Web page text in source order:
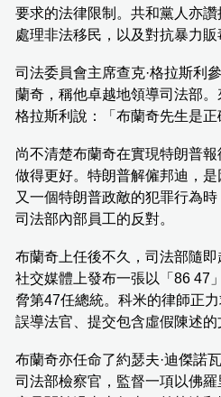
要求的法律限制。共和黨人亦讚
處理非法移民，以及對抗暴力販
司法委員會主席查克·格拉斯利
蘭奇，稱他卓越地領導司法部
格拉斯利說：「布蘭奇先生是正
尚不清楚布蘭奇在實現特朗普
做得更好。特朗普解僱邦迪，
又一個特朗普政敵的犯罪行為
司法部內部員工的反對。
布蘭奇上任後不久，司法部隨
社交媒體上發布一張以「86 47
脅第47任總統。科米的律師正
誤導法官、提交包含虛假陳述的
布蘭奇亦任命了約瑟夫·迪傑諾
司法部檢察官，監督一項以佛